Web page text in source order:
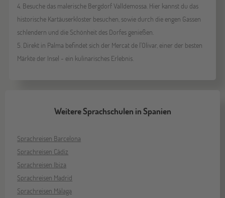
4. Besuche das malerische Bergdorf Valldemossa. Hier kannst du das
historische Kartäuserkloster besuchen, sowie durch die engen Gassen
schlendern und die Schönheit des Dorfes genießen.
5. Direkt in Palma befindet sich der Mercat de l'Olivar, einer der besten
Märkte der Insel - ein kulinarisches Erlebnis.
Weitere Sprachschulen in Spanien
Sprachreisen Barcelona
Sprachreisen Cádiz
Sprachreisen Ibiza
Sprachreisen Madrid
Sprachreisen Málaga